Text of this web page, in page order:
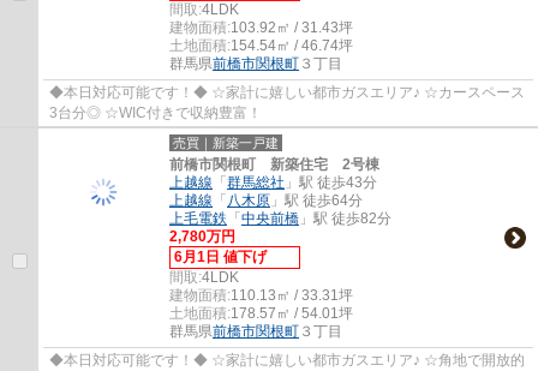
間取:4LDK
建物面積:103.92㎡ / 31.43坪
土地面積:154.54㎡ / 46.74坪
群馬県前橋市関根町 ３丁目
◆本日対応可能です！◆ ☆家計に嬉しい都市ガスエリア♪ ☆カースペース
3台分◎ ☆WIC付きで収納豊富！
売買｜新築一戸建
前橋市関根町 新築住宅 2号棟
上越線 「 群馬総社 」駅 徒歩43分
上越線 「 八木原 」駅 徒歩64分
上毛電鉄 「 中央前橋 」駅 徒歩82分
2,780万円
6月1日 値下げ
間取:4LDK
建物面積:110.13㎡ / 33.31坪
土地面積:178.57㎡ / 54.01坪
群馬県前橋市関根町 ３丁目
◆本日対応可能です！◆ ☆家計に嬉しい都市ガスエリア♪ ☆角地で開放的